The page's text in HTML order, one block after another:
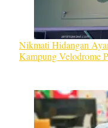
Nikmati Hidangan
Kampung Velodrome